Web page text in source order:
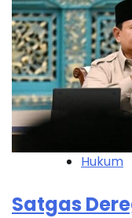
Hukum
Satgas